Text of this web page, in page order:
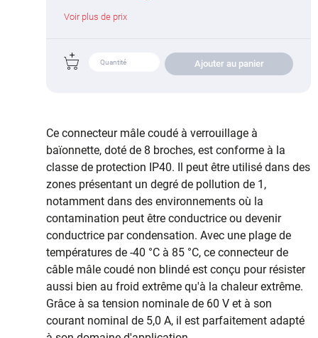
Voir plus de prix
Ajouter au panier
Ce connecteur mâle coudé à verrouillage à
baïonnette, doté de 8 broches, est conforme à la
classe de protection IP40. Il peut être utilisé dans des
zones présentant un degré de pollution de 1,
notamment dans des environnements où la
contamination peut être conductrice ou devenir
conductrice par condensation. Avec une plage de
températures de -40 °C à 85 °C, ce connecteur de
câble mâle coudé non blindé est conçu pour résister
aussi bien au froid extrême qu'à la chaleur extrême.
Grâce à sa tension nominale de 60 V et à son
courant nominal de 5,0 A, il est parfaitement adapté